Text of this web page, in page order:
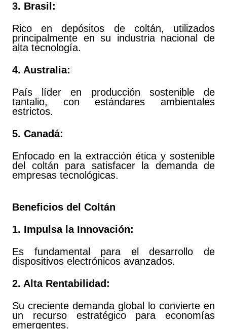
3. Brasil:
Rico en depósitos de coltán, utilizados
principalmente en su industria nacional de
alta tecnología.
4. Australia:
País líder en producción sostenible de
tantalio, con estándares ambientales
estrictos.
5. Canadá:
Enfocado en la extracción ética y sostenible
del coltán para satisfacer la demanda de
empresas tecnológicas.
Beneficios del Coltán
1. Impulsa la Innovación:
Es fundamental para el desarrollo de
dispositivos electrónicos avanzados.
2. Alta Rentabilidad:
Su creciente demanda global lo convierte en
un recurso estratégico para economías
emergentes.